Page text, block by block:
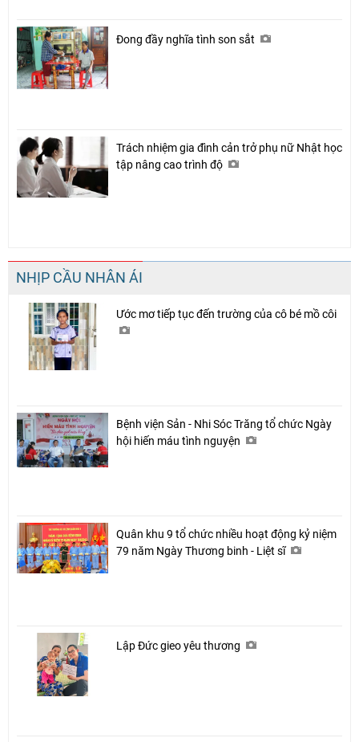
Đong đầy nghĩa tình son sắt
Trách nhiệm gia đình cản trở phụ nữ Nhật học
tập nâng cao trình độ
NHỊP CẦU NHÂN ÁI
Ước mơ tiếp tục đến trường của cô bé mồ côi
Bệnh viện Sản - Nhi Sóc Trăng tổ chức Ngày
hội hiến máu tình nguyện
Quân khu 9 tổ chức nhiều hoạt động kỷ niệm
79 năm Ngày Thương binh - Liệt sĩ
Lập Đức gieo yêu thương